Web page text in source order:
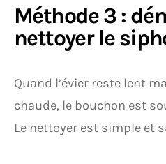
Méthode 3 :
nettoyer le
Quand l’évier reste lent
chaude, le bouchon est
Le nettoyer est simple et